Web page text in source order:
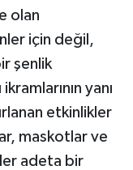
olan
için değil,
şenlik
yanı
etkinlikler
maskotlar ve
adeta bir